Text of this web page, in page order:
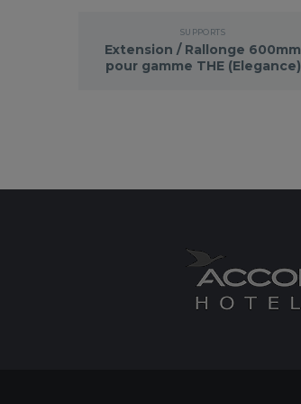
SUPPORTS
Extension / Rallonge 600mm
pour gamme THE (Elegance)